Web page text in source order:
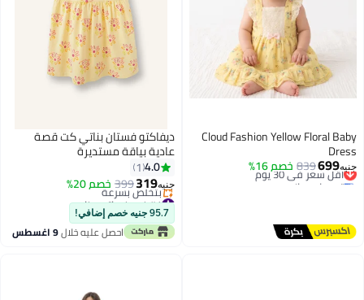
Cloud Fashion Yellow Floral Baby
Dress
جنيه699
839 خصم 16%أقل سعر في 30 يوم
توصيل مجاني
أقل سعر في 30 يوم
ديفاكتو فستان بناتي كت قصة
عادية بياقة مستديرة
4.0
1
جنيه319
399 خصم 20%
#1 في فساتين بنات
أقل سعر في 30 يوم
بتخلّص بسرعة
#1 في فساتين بنات
95.7 جنيه خصم إضافي!
احصل عليه خلال9 اغسطس